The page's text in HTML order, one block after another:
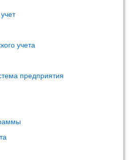
учета
предприятия